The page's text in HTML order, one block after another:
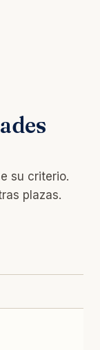
su criterio.
plazas.